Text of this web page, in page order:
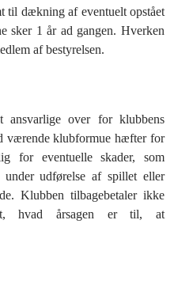
til dækning af eventuelt opstået
sker 1 år ad gangen. Hverken
af bestyrelsen.
ansvarlige over for klubbens
værende klubformue hæfter for
for eventuelle skader, som
under udførelse af spillet eller
Klubben tilbagebetaler ikke
hvad årsagen er til, at